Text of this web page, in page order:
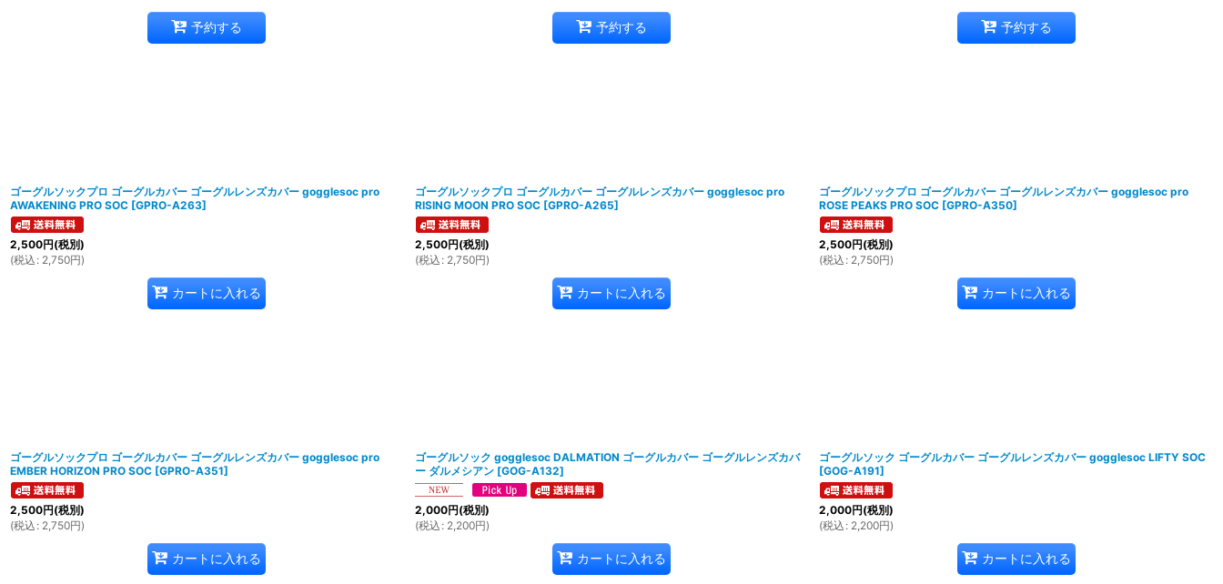
予約する 予約する 予約する
ゴーグルソックプロ ゴーグルカバー ゴーグルレンズカバー gogglesoc pro
AWAKENING PRO SOC [GPRO-A263]
2,500円(税別)
(税込 : 2,750円)
カートに入れる
ゴーグルソックプロ ゴーグルカバー ゴーグルレンズカバー gogglesoc pro
RISING MOON PRO SOC [GPRO-A265]
2,500円(税別)
(税込 : 2,750円)
カートに入れる
ゴーグルソックプロ ゴーグルカバー ゴーグルレンズカバー gogglesoc pro
ROSE PEAKS PRO SOC [GPRO-A350]
2,500円(税別)
(税込 : 2,750円)
カートに入れる
ゴーグルソックプロ ゴーグルカバー ゴーグルレンズカバー gogglesoc pro
EMBER HORIZON PRO SOC [GPRO-A351]
2,500円(税別)
(税込 : 2,750円)
カートに入れる
ゴーグルソック gogglesoc DALMATION ゴーグルカバー ゴーグルレンズカバ
ー ダルメシアン [GOG-A132]
2,000円(税別)
(税込 : 2,200円)
カートに入れる
ゴーグルソック ゴーグルカバー ゴーグルレンズカバー gogglesoc LIFTY SOC
[GOG-A191]
2,000円(税別)
(税込 : 2,200円)
カートに入れる